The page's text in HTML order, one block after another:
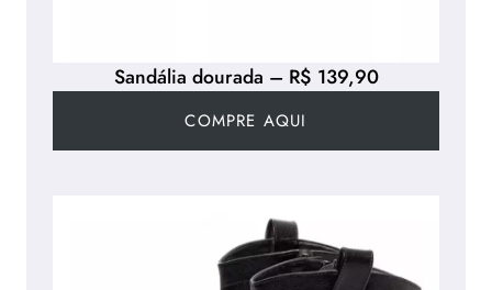
Sandália dourada – R$ 139,90
COMPRE AQUI